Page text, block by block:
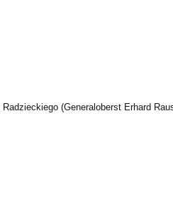
(Generaloberst Erhard